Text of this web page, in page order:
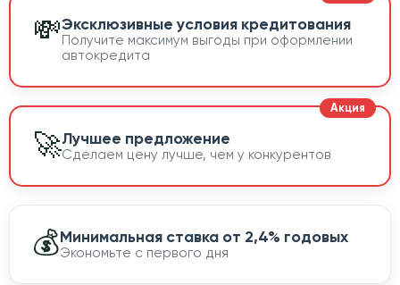
💸Эксклюзивные условия кредитования
Получите максимум выгоды при оформлении
автокредита
🚀Лучшее предложение
Сделаем цену лучше, чем у конкурентов
💰Минимальная ставка от 2,4% годовых
Экономьте с первого дня